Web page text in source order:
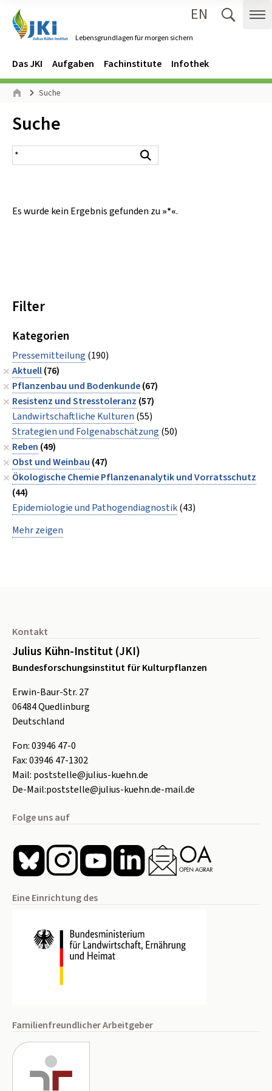
Lebensgrundlagen für morgen sichern
EN
Navigation
Hauptmenü
Das JKI Aufgaben Fachinstitute Infothek
Seitenpfad
Suche
Inhalt:
Suche
Suchergebnis
Es wurde kein Ergebnis gefunden zu »*«.
Filter
Kategorien
Pressemitteilung (190)
Aktuell(76)
Pflanzenbau und Bodenkunde(67)
Resistenz und Stresstoleranz (57)
Landwirtschaftliche Kulturen (55)
Strategien und Folgenabschätzung (50)
Reben (49)
Obst und Weinbau (47)
Ökologische Chemie Pflanzenanalytik und Vorratsschutz
(44)
Epidemiologie und Pathogendiagnostik(43)
Mehr zeigen
Kontakt
Julius Kühn-Institut (JKI)
Bundesforschungsinstitut für Kulturpflanzen
Erwin-Baur-Str. 27
06484Quedlinburg
Deutschland
Fon:03946 47-0
Fax:03946 47-1302
Mail: poststelle@julius-kuehn.de
De-Mail:poststelle@julius-kuehn.de-mail.de
Folge uns auf
Eine Einrichtung des
Familienfreundlicher Arbeitgeber